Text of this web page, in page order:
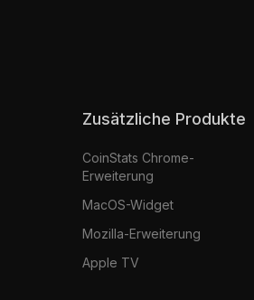
Zusätzliche Produkte
CoinStats Chrome-
Erweiterung
MacOS-Widget
Mozilla-Erweiterung
Apple TV